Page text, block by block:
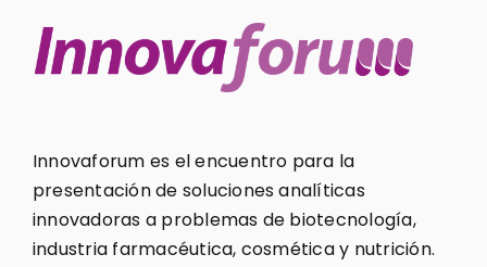
Innovaforum es el encuentro para la
presentación de soluciones analíticas
innovadoras a problemas de biotecnología,
industria farmacéutica, cosmética y nutrición.